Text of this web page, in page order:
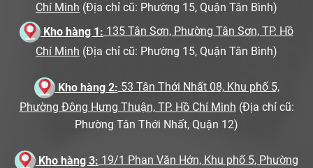
Chí Minh (Địa chỉ cũ: Phường 15, Quận Tân Bình)
Kho hàng 1: 135 Tân Sơn, Phường Tân Sơn, TP. Hồ
Chí Minh (Địa chỉ cũ: Phường 15, Quận Tân Bình)
Kho hàng 2: 53 Tân Thới Nhất 08, Khu phố 5,
Phường Đông Hưng Thuận, TP. Hồ Chí Minh (Địa chỉ cũ:
Phường Tân Thới Nhất, Quận 12)
Kho hàng 3: 19/1 Phan Văn Hớn, Khu phố 5, Phường